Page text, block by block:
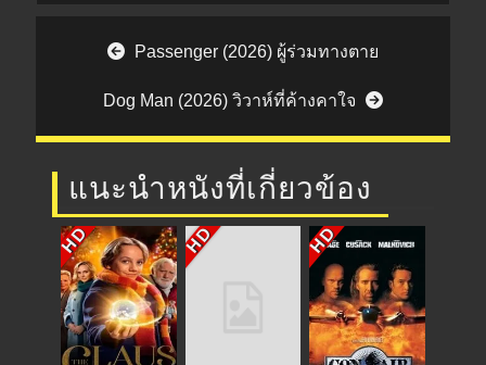
Post navigation
Passenger (2026) ผู้ร่วมทางตาย
Dog Man (2026) วิวาห์ที่ค้างคาใจ
แนะนำหนังที่เกี่ยวข้อง
HD HD HD